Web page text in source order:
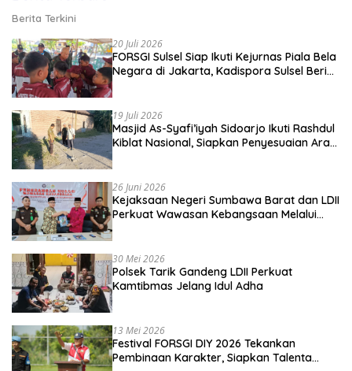
Berita Terkini
20 Juli 2026
FORSGI Sulsel Siap Ikuti Kejurnas Piala Bela
Negara di Jakarta, Kadispora Sulsel Beri
19 Juli 2026
Masjid As-Syafi’iyah Sidoarjo Ikuti Rashdul
Kiblat Nasional, Siapkan Penyesuaian Arah
26 Juni 2026
Kejaksaan Negeri Sumbawa Barat dan LDII
Perkuat Wawasan Kebangsaan Melalui
30 Mei 2026
Polsek Tarik Gandeng LDII Perkuat
Kamtibmas Jelang Idul Adha
13 Mei 2026
Festival FORSGI DIY 2026 Tekankan
Pembinaan Karakter, Siapkan Talenta